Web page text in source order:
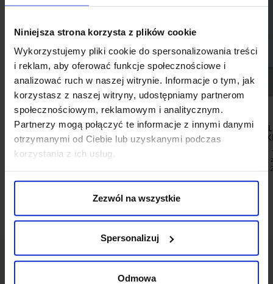
Niniejsza strona korzysta z plików cookie
Wykorzystujemy pliki cookie do spersonalizowania treści
i reklam, aby oferować funkcje społecznościowe i
analizować ruch w naszej witrynie. Informacje o tym, jak
korzystasz z naszej witryny, udostępniamy partnerom
społecznościowym, reklamowym i analitycznym.
Partnerzy mogą połączyć te informacje z innymi danymi
otrzymanymi od Ciebie lub uzyskanymi podczas
korzystania z ich usług.
Zezwól na wszystkie
Spersonalizuj
Odmowa
KOSZULA MORTARA 00645 DŁUGI
RĘKAW BRĄZOWA (GI) SLIM FIT
299,00 ZŁ
189,00 ZŁ
Najniższa cena z 30 dni przed
KOSZULA
RĘKAW
Najniższa